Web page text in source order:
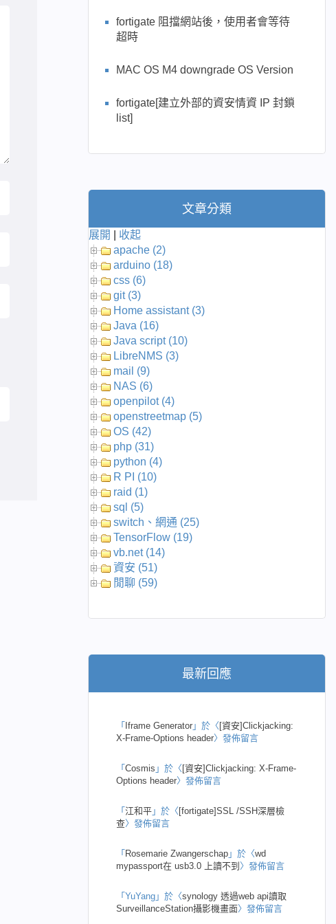
fortigate 阻擋網站後，使用者會等待
超時
MAC OS M4 downgrade OS Version
fortigate[建立外部的資安情資 IP 封鎖
list]
文章分類
展開
收起
apache (2)
arduino (18)
css (6)
git (3)
Home assistant (3)
Java (16)
Java script (10)
LibreNMS (3)
mail (9)
NAS (6)
openpilot (4)
openstreetmap (5)
OS (42)
php (31)
python (4)
R PI (10)
raid (1)
sql (5)
switch、網通 (25)
TensorFlow (19)
vb.net (14)
資安 (51)
閒聊 (59)
最新回應
「 Iframe Generator 」於〈 [資安]Clickjacking:
X-Frame-Options header〉發佈留言
「Cosmis 」於〈 [資安]Clickjacking: X-Frame-
Options header〉發佈留言
「江和平 」於〈 [fortigate]SSL /SSH深層檢
查〉發佈留言
「 Rosemarie Zwangerschap 」於〈wd
mypassport在 usb3.0 上讀不到 〉發佈留言
「YuYang 」於〈synology 透過web api讀取
SurveillanceStation攝影機畫面〉發佈留言